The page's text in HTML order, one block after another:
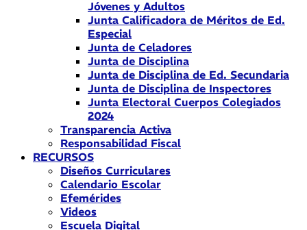
Jóvenes y Adultos
Junta Calificadora de Méritos de Ed.
Especial
Junta de Celadores
Junta de Disciplina
Junta de Disciplina de Ed. Secundaria
Junta de Disciplina de Inspectores
Junta Electoral Cuerpos Colegiados
2024
Transparencia Activa
Responsabilidad Fiscal
RECURSOS
Diseños Curriculares
Calendario Escolar
Efemérides
Videos
Escuela Digital